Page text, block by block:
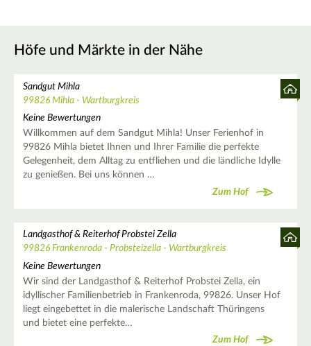
Höfe und Märkte in der Nähe
Sandgut Mihla
99826 Mihla - Wartburgkreis
Keine Bewertungen
Willkommen auf dem Sandgut Mihla! Unser Ferienhof in
99826 Mihla bietet Ihnen und Ihrer Familie die perfekte
Gelegenheit, dem Alltag zu entfliehen und die ländliche Idylle
zu genießen. Bei uns können …
Zum Hof
Landgasthof & Reiterhof Probstei Zella
99826 Frankenroda - Probsteizella - Wartburgkreis
Keine Bewertungen
Wir sind der Landgasthof & Reiterhof Probstei Zella, ein
idyllischer Familienbetrieb in Frankenroda, 99826. Unser Hof
liegt eingebettet in die malerische Landschaft Thüringens
und bietet eine perfekte…
Zum Hof